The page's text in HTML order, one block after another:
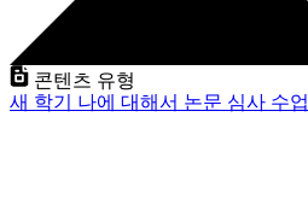
콘텐츠 유형
새 학기 나에 대해서 논문 심사 수업